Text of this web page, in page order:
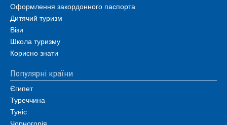
Оформлення закордонного паспорта
Дитячий туризм
Візи
Школа туризму
Корисно знати
Популярні країни
Єгипет
Туреччина
Туніс
Чорногорія